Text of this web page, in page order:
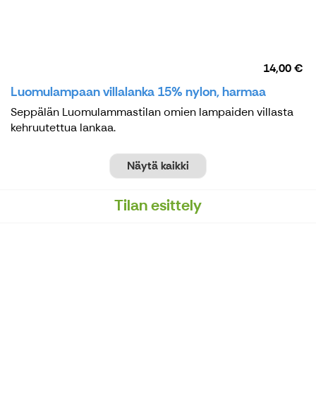
14,00 €
Luomulampaan villalanka 15% nylon, harmaa
Seppälän Luomulammastilan omien lampaiden villasta
kehruutettua lankaa.
Näytä kaikki
Tilan esittely